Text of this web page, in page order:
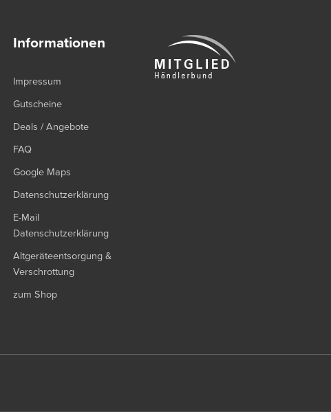
Informationen
Impressum
Gutscheine
Deals / Angebote
FAQ
Google Maps
Datenschutzerklärung
E-Mail
Datenschutzerklärung
Altgeräteentsorgung &
Verschrottung
zum Shop